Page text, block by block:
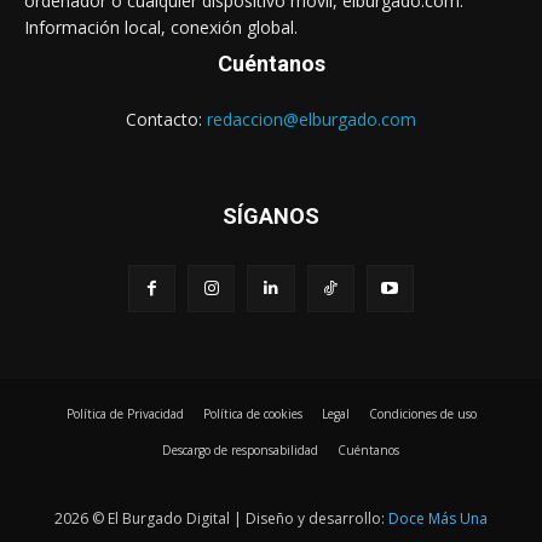
Información local, conexión global.
Cuéntanos
Contacto: redaccion@elburgado.com
SÍGANOS
Política de Privacidad Política de cookies Legal Condiciones de uso
Descargo de responsabilidad Cuéntanos
2026 © El Burgado Digital | Diseño y desarrollo: Doce Más Una